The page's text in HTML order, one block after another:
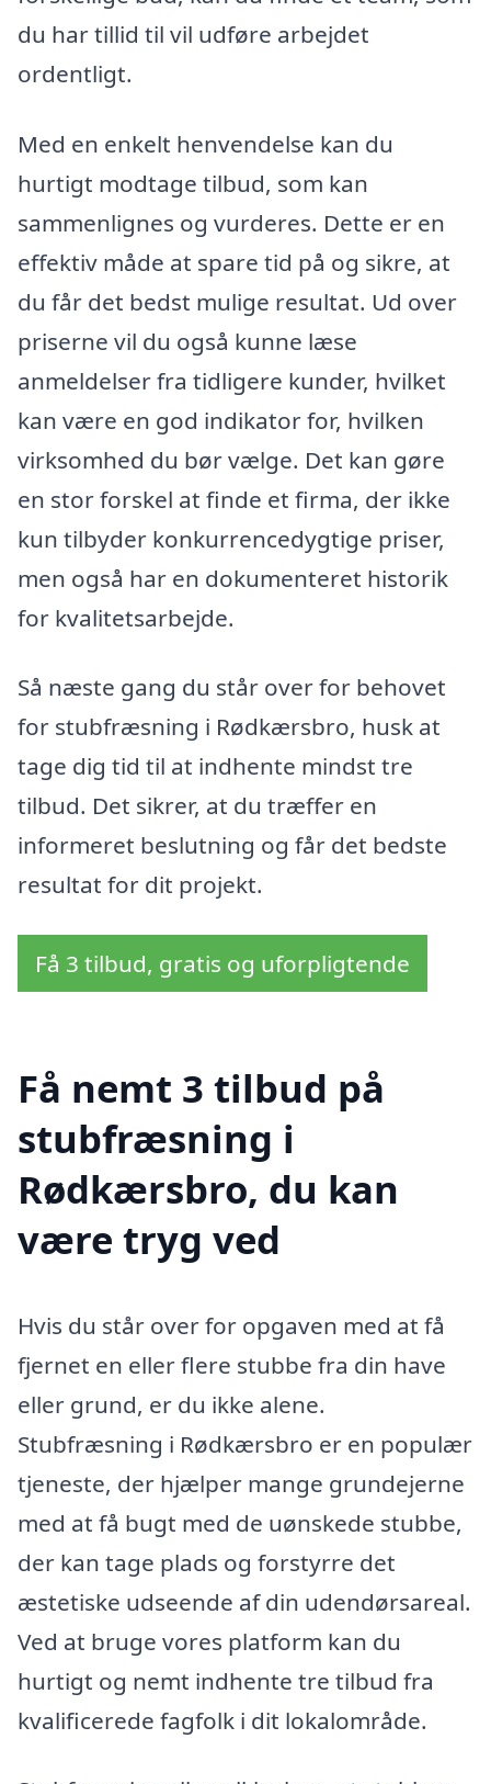
du har tillid til vil udføre arbejdet
ordentligt.
Med en enkelt henvendelse kan du
hurtigt modtage tilbud, som kan
sammenlignes og vurderes. Dette er en
effektiv måde at spare tid på og sikre, at
du får det bedst mulige resultat. Ud over
priserne vil du også kunne læse
anmeldelser fra tidligere kunder, hvilket
kan være en god indikator for, hvilken
virksomhed du bør vælge. Det kan gøre
en stor forskel at finde et firma, der ikke
kun tilbyder konkurrencedygtige priser,
men også har en dokumenteret historik
for kvalitetsarbejde.
Så næste gang du står over for behovet
for stubfræsning i Rødkærsbro, husk at
tage dig tid til at indhente mindst tre
tilbud. Det sikrer, at du træffer en
informeret beslutning og får det bedste
resultat for dit projekt.
Få 3 tilbud, gratis og uforpligtende
Få nemt 3 tilbud på
stubfræsning i
Rødkærsbro, du kan
være tryg ved
Hvis du står over for opgaven med at få
fjernet en eller flere stubbe fra din have
eller grund, er du ikke alene.
Stubfræsning i Rødkærsbro er en populær
tjeneste, der hjælper mange grundejerne
med at få bugt med de uønskede stubbe,
der kan tage plads og forstyrre det
æstetiske udseende af din udendørsareal.
Ved at bruge vores platform kan du
hurtigt og nemt indhente tre tilbud fra
kvalificerede fagfolk i dit lokalområde.